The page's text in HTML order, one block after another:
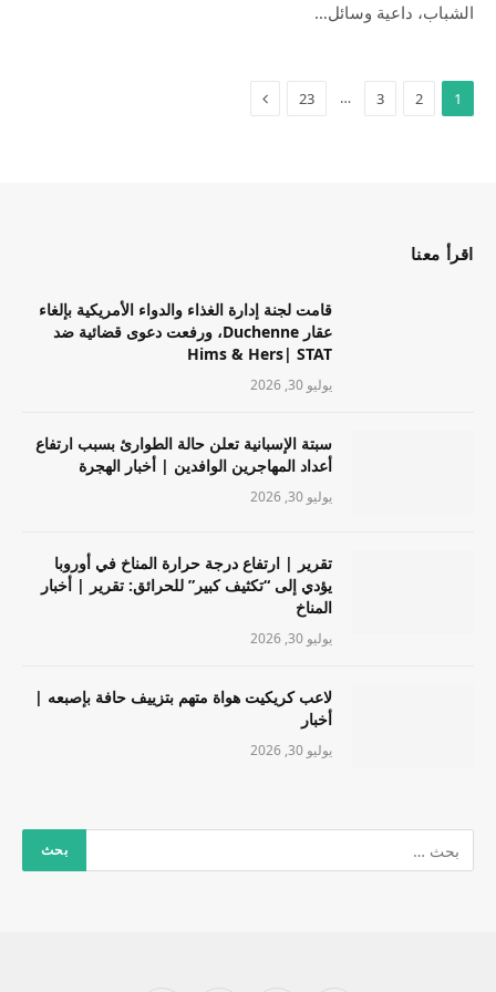
الشباب، داعية وسائل…
1
2
3
…
23
اقرأ معنا
قامت لجنة إدارة الغذاء والدواء الأمريكية بإلغاء
عقار Duchenne، ورفعت دعوى قضائية ضد
Hims & Hers| STAT
يوليو 30, 2026
سبتة الإسبانية تعلن حالة الطوارئ بسبب ارتفاع
أعداد المهاجرين الوافدين | أخبار الهجرة
يوليو 30, 2026
تقرير | ارتفاع درجة حرارة المناخ في أوروبا
يؤدي إلى “تكثيف كبير” للحرائق: تقرير | أخبار
المناخ
يوليو 30, 2026
لاعب كريكيت هواة متهم بتزييف حافة بإصبعه |
أخبار
يوليو 30, 2026